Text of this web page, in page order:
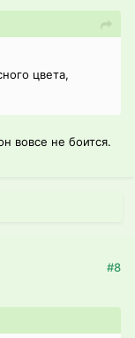
цвета,
вовсе не боится.
#8